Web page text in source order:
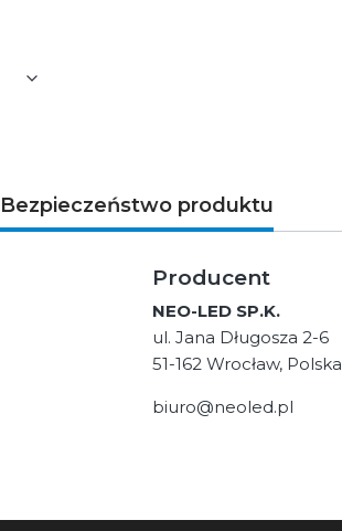
Bezpieczeństwo produktu
Producent
NEO-LED SP.K.
ul. Jana Długosza 2-6
51-162 Wrocław, Polska
biuro@neoled.pl